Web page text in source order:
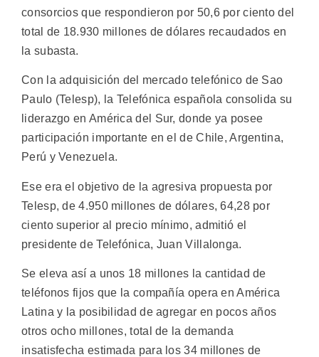
consorcios que respondieron por 50,6 por ciento del
total de 18.930 millones de dólares recaudados en
la subasta.
Con la adquisición del mercado telefónico de Sao
Paulo (Telesp), la Telefónica española consolida su
liderazgo en América del Sur, donde ya posee
participación importante en el de Chile, Argentina,
Perú y Venezuela.
Ese era el objetivo de la agresiva propuesta por
Telesp, de 4.950 millones de dólares, 64,28 por
ciento superior al precio mínimo, admitió el
presidente de Telefónica, Juan Villalonga.
Se eleva así a unos 18 millones la cantidad de
teléfonos fijos que la compañía opera en América
Latina y la posibilidad de agregar en pocos años
otros ocho millones, total de la demanda
insatisfecha estimada para los 34 millones de